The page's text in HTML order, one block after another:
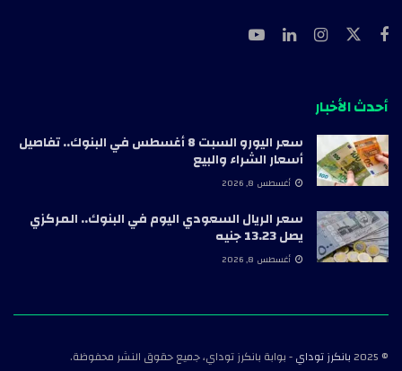
أحدث الأخبار
سعر اليورو السبت 8 أغسطس في البنوك.. تفاصيل
أسعار الشراء والبيع
أغسطس 8, 2026
سعر الريال السعودي اليوم في البنوك.. المركزي
يصل 13.23 جنيه
أغسطس 8, 2026
© 2025 بانكرز توداي- بوابة بانكرز توداي، جميع حقوق النشر محفوظة.